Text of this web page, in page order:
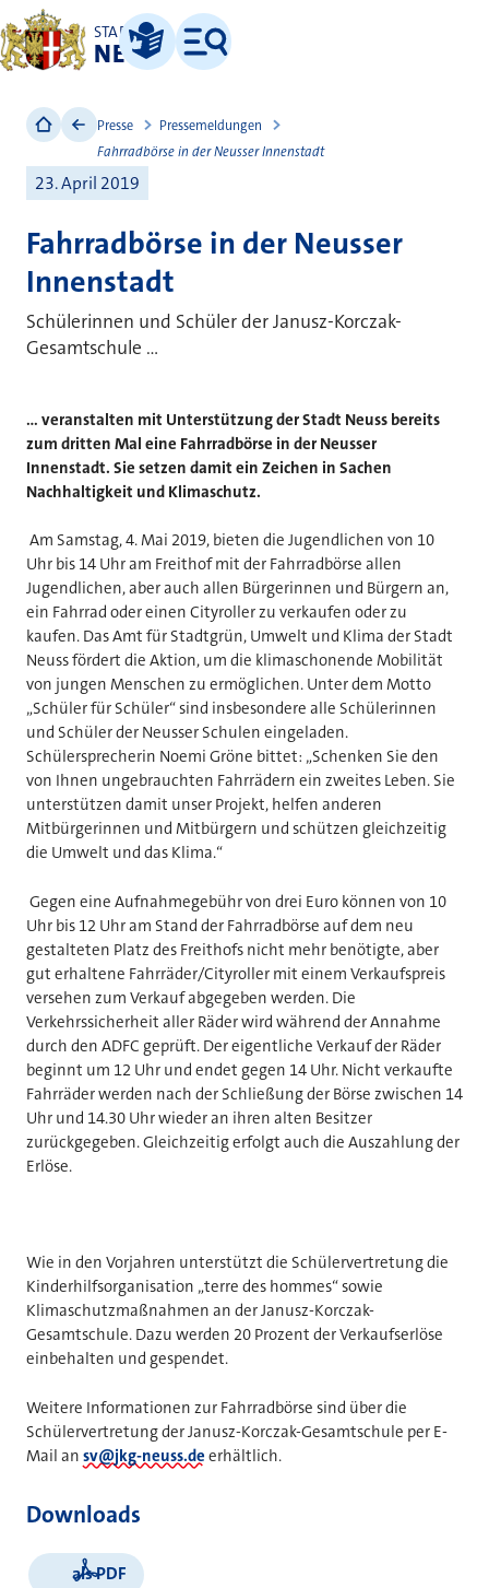
STADT
NEUSS
Leichte Sprache
Menü
Presse
Pressemeldungen
Fahrradbörse in der Neusser Innenstadt
23. April 2019
Fahrradbörse in der Neusser
Innenstadt
Schülerinnen und Schüler der Janusz-Korczak-
Gesamtschule ...
... veranstalten mit Unterstützung der Stadt Neuss bereits
zum dritten Mal eine Fahrradbörse in der Neusser
Innenstadt. Sie setzen damit ein Zeichen in Sachen
Nachhaltigkeit und Klimaschutz.
Am Samstag, 4. Mai 2019, bieten die Jugendlichen von 10
Uhr bis 14 Uhr am Freithof mit der Fahrradbörse allen
Jugendlichen, aber auch allen Bürgerinnen und Bürgern an,
ein Fahrrad oder einen Cityroller zu verkaufen oder zu
kaufen. Das Amt für Stadtgrün, Umwelt und Klima der Stadt
Neuss fördert die Aktion, um die klimaschonende Mobilität
von jungen Menschen zu ermöglichen. Unter dem Motto
„Schüler für Schüler“ sind insbesondere alle Schülerinnen
und Schüler der Neusser Schulen eingeladen.
Schülersprecherin Noemi Gröne bittet: „Schenken Sie den
von Ihnen ungebrauchten Fahrrädern ein zweites Leben. Sie
unterstützen damit unser Projekt, helfen anderen
Mitbürgerinnen und Mitbürgern und schützen gleichzeitig
die Umwelt und das Klima.“
Gegen eine Aufnahmegebühr von drei Euro können von 10
Uhr bis 12 Uhr am Stand der Fahrradbörse auf dem neu
gestalteten Platz des Freithofs nicht mehr benötigte, aber
gut erhaltene Fahrräder/Cityroller mit einem Verkaufspreis
versehen zum Verkauf abgegeben werden. Die
Verkehrssicherheit aller Räder wird während der Annahme
durch den ADFC geprüft. Der eigentliche Verkauf der Räder
beginnt um 12 Uhr und endet gegen 14 Uhr. Nicht verkaufte
Fahrräder werden nach der Schließung der Börse zwischen 14
Uhr und 14.30 Uhr wieder an ihren alten Besitzer
zurückgegeben. Gleichzeitig erfolgt auch die Auszahlung der
Erlöse.
Wie in den Vorjahren unterstützt die Schülervertretung die
Kinderhilfsorganisation „terre des hommes“ sowie
Klimaschutzmaßnahmen an der Janusz-Korczak-
Gesamtschule. Dazu werden 20 Prozent der Verkaufserlöse
einbehalten und gespendet.
Weitere Informationen zur Fahrradbörse sind über die
Schülervertretung der Janusz-Korczak-Gesamtschule per E-
Mail an sv@jkg-neuss.de erhältlich.
Downloads
als PDF